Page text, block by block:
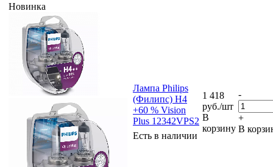
Новинка
Лампа Philips
(Филипс) H4
+60 % Vision
Plus 12342VPS2
Есть в наличии
1 418
руб./шт
В
корзину
-
+
В